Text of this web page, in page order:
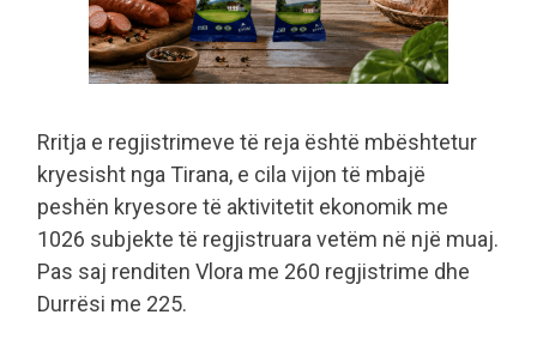
Rritja e regjistrimeve të reja është mbështetur
kryesisht nga Tirana, e cila vijon të mbajë
peshën kryesore të aktivitetit ekonomik me
1026 subjekte të regjistruara vetëm në një muaj.
Pas saj renditen Vlora me 260 regjistrime dhe
Durrësi me 225.